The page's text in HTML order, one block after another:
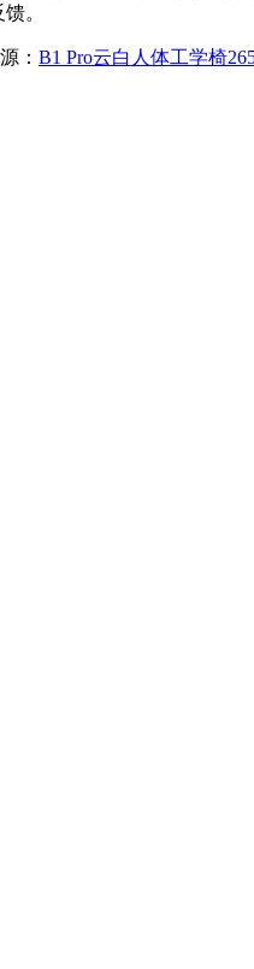
。
： B1 Pro云白人体工学椅